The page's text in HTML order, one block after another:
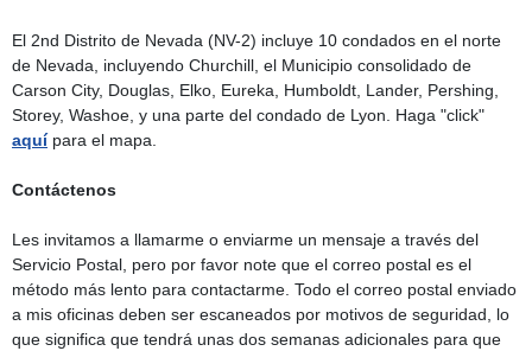
El 2nd Distrito de Nevada (NV-2) incluye 10 condados en el norte
de Nevada, incluyendo Churchill, el Municipio consolidado de
Carson City, Douglas, Elko, Eureka, Humboldt, Lander, Pershing,
Storey, Washoe, y una parte del condado de Lyon. Haga "click"
aquípara el mapa.
Contáctenos
Les invitamos a llamarme o enviarme un mensaje a través del
Servicio Postal, pero por favor note que el correo postal es el
método más lento para contactarme. Todo el correo postal enviado
a mis oficinas deben ser escaneados por motivos de seguridad, lo
que significa que tendrá unas dos semanas adicionales para que